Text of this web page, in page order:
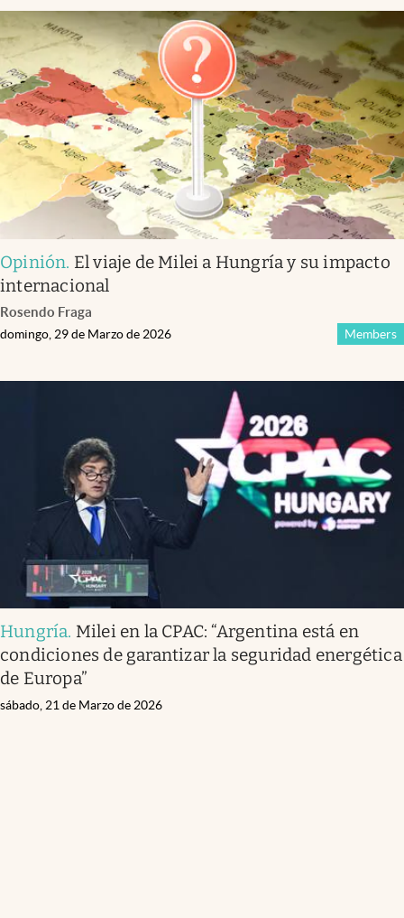
Opinión. El viaje de Milei a Hungría y su impacto
internacional
Rosendo Fraga
Members
domingo, 29 de Marzo de 2026
Hungría. Milei en la CPAC: “Argentina está en
condiciones de garantizar la seguridad energética
de Europa”
sábado, 21 de Marzo de 2026